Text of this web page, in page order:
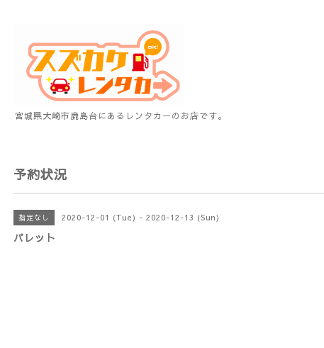
宮城県大崎市鹿島台にあるレンタカーのお店です。
予約状況
指定なし 2020-12-01 (Tue) - 2020-12-13 (Sun)
パレット